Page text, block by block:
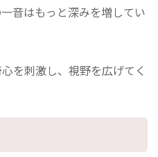
音はもっと深みを増してい
を刺激し、視野を広げてく